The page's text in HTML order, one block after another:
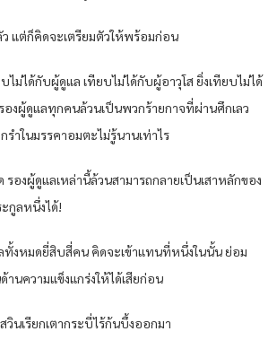
แต่ก็คิดจะเตรียมตัวให้พร้อมก่อน
ไม่ได้กับผู้ดูแล เทียบไม่ได้กับผู้อาวุโส ยิ่งเทียบไม่ได้
งผู้ดูแลทุกคนล้วนเป็นพวกร้ายกาจที่ผ่านศึกเลว
รำในมรรคาอมตะไม่รู้นานเท่าไร
องผู้ดูแลเหล่านี้ล้วนสามารถกลายเป็นเสาหลักของ
กูลหนึ่งได้!
ทั้งหมดยี่สิบสี่คน คิดจะเข้าแทนที่หนึ่งในนั้น ย่อม
านความแข็งแกร่งให้ได้เสียก่อน
นเรียกเตากระบี่ไร้ก้นบึ้งออกมา